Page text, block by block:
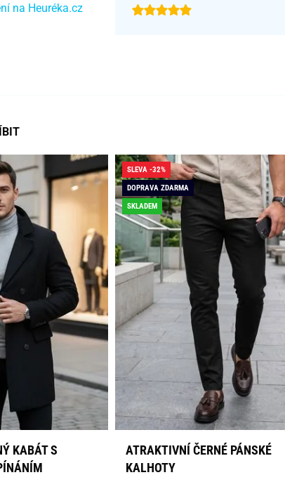
na Heuréka.cz
KABÁT S
SLEVA -32%
DOPRAVA ZDARMA
SKLADEM
ATRAKTIVNÍ ČERNÉ PÁNSKÉ
KALHOTY